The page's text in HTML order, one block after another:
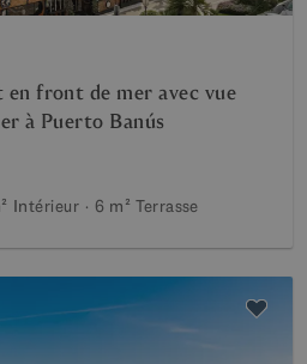
en front de mer avec vue
à Puerto Banús
Intérieur 6 m² Terrasse